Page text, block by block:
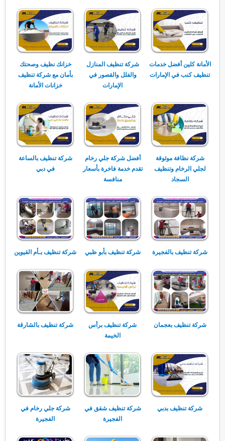
الأمانة كلين أفضل خدمات
تنظيف كنب في الإمارات
شركة تنظيف المنازل
والفلل والقصور في
الإمارات
خزانك نظيف وصحتك
بأمان مع شركة تنظيف
خزانات الأمانة
شركة نظافة موثوقة
لجلي الرخام وتنظيف
السجاد
أفضل شركة جلي رخام
تقدم خدمة فاخرة بأسعار
منافسة
شركة تنظيف بالساعة
في دبي
شركة تنظيف بالفجيرة شركة تنظيف بأبو ظبي شركة تنظيف بـأم القيوين
شركة تنظيف بعجمان
شركة تنظيف برأس
الخيمة
شركة تنظيف بالشارقة
شركة تنظيف بدبي
شركة تنظيف شقق في
الفجيرة
شركة جلي رخام في
الفجيرة